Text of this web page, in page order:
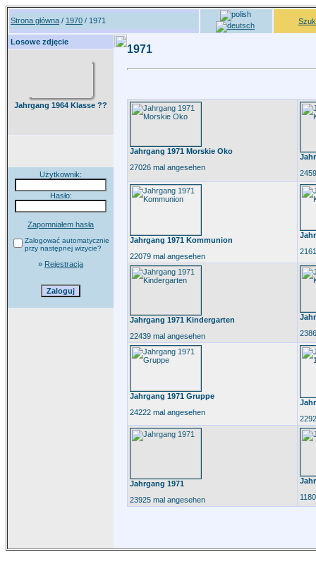
Strona główna / 1970 / 1971
Losowe zdjęcie
Jahrgang 1964 Klasse ??
Użytkownik:
Hasło:
Zapomniałem hasła
Zalogować automatycznie
przy następnej wizycie?
» Rejestracja
1971
Jahrgang 1971 Morskie Oko
27026 mal angesehen
Jahrgang 1971 Kommunion
22079 mal angesehen
Jahrgang 1971 Kindergarten
22439 mal angesehen
Jahrgang 1971 Gruppe
24222 mal angesehen
Jahrgang 1971
23925 mal angesehen